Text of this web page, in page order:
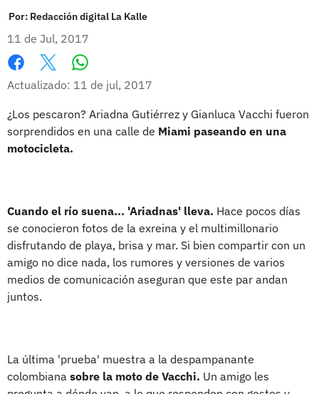
Por: Redacción digital La Kalle
11 de Jul, 2017
Facebook
X
Actualizado: 11 de jul, 2017
¿Los pescaron? Ariadna Gutiérrez y Gianluca Vacchi fueron
sorprendidos en una calle de Miami paseando en una
motocicleta.
Cuando el río suena... 'Ariadnas' lleva. Hace pocos días
se conocieron fotos de la exreina y el multimillonario
disfrutando de playa, brisa y mar. Si bien compartir con un
amigo no dice nada, los rumores y versiones de varios
medios de comunicación aseguran que este par andan
juntos.
La última 'prueba' muestra a la despampanante
colombiana sobre la moto de Vacchi. Un amigo les